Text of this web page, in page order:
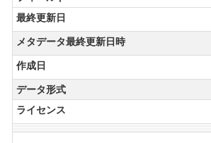
最終更新日
メタデータ最終更新日時
作成日
データ形式
ライセンス